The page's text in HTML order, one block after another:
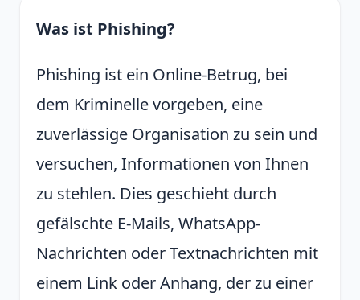
Was ist Phishing?
Phishing ist ein Online-Betrug, bei
dem Kriminelle vorgeben, eine
zuverlässige Organisation zu sein und
versuchen, Informationen von Ihnen
zu stehlen. Dies geschieht durch
gefälschte E-Mails, WhatsApp-
Nachrichten oder Textnachrichten mit
einem Link oder Anhang, der zu einer